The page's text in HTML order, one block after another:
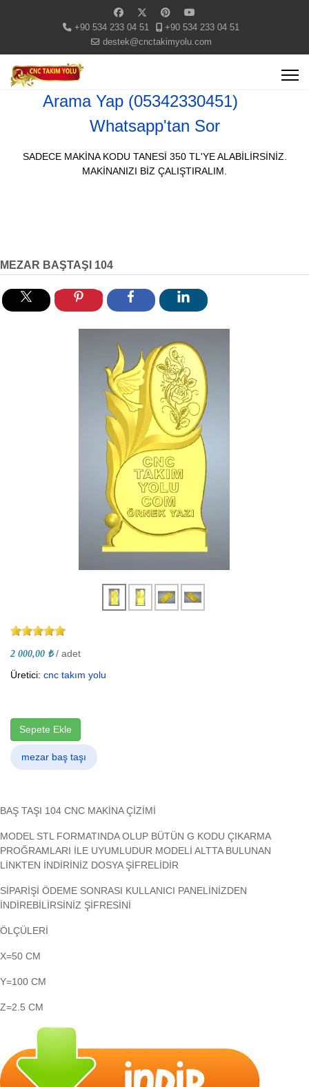
+90 534 233 04 51
+90 534 233 04 51
destek@cnctakimyolu.com
Arama Yap (05342330451)
Whatsapp'tan Sor
SADECE MAKİNA KODU TANESİ 350 TL'YE ALABİLİRSİNİZ.
MAKİNANIZI BİZ ÇALIŞTIRALIM.
MEZAR BAŞTAŞI 104
2 000,00 ₺ / adet
Üretici: cnc takım yolu
Sepete Ekle
mezar baş taşı
BAŞ TAŞI 104 CNC MAKİNA ÇİZİMİ
MODEL STL FORMATINDA OLUP BÜTÜN G KODU ÇIKARMA
PROĞRAMLARI İLE UYUMLUDUR MODELİ ALTTA BULUNAN
LİNKTEN İNDİRİNİZ DOSYA ŞİFRELİDİR
SİPARİŞİ ÖDEME SONRASI KULLANICI PANELİNİZDEN
İNDİREBİLİRSİNİZ ŞİFRESİNİ
ÖLÇÜLERİ
X=50 CM
Y=100 CM
Z=2.5 CM